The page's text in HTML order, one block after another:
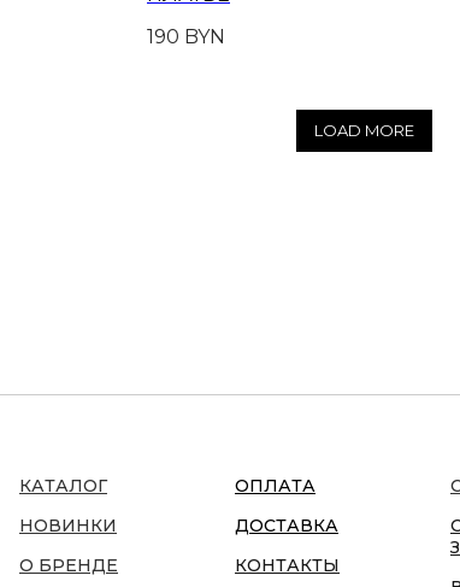
190 BYN
LOAD MORE
КАТАЛОГ
НОВИНКИ
О БРЕНДЕ
ОПЛАТА
ДОСТАВКА
КОНТАКТЫ